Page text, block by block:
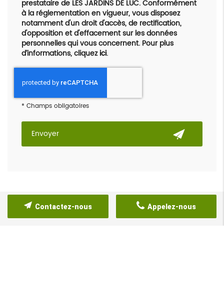
prestataire de LES JARDINS DE LUC. Conformément
à la réglementation en vigueur, vous disposez
notamment d'un droit d'accès, de rectification,
d'opposition et d'effacement sur les données
personnelles qui vous concernent. Pour plus
d’informations, cliquezici.
* Champs obligatoires
Appelez-nous
Contactez-nous